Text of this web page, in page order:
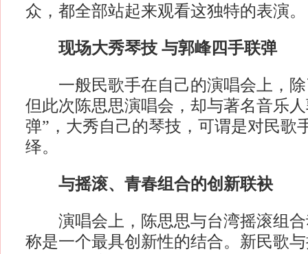
众，都全部站起来观看这独特的表演。
现场大秀琴技 与郭峰四手联弹
一般民歌手在自己的演唱会上，除
但此次陈思思演唱会，却与著名音乐
弹”，大秀自己的琴技，可谓是对民歌
绎。
与摇滚、青春组合的创新联袂
演唱会上，陈思思与台湾摇滚组合
称是一个最具创新性的结合。新民歌